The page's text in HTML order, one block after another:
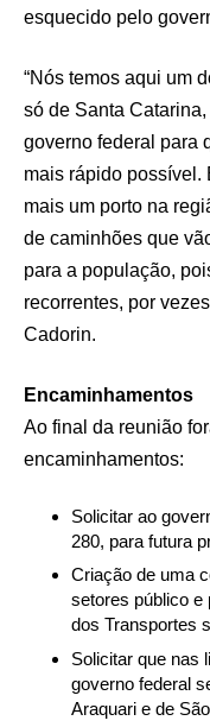
esquecido pelo
“Nós temos aqui um
só de Santa
governo federal para
mais rápido possível.
mais um porto na
de caminhões que
para a população,
recorrentes, por
Cadorin.
Encaminhamentos
Ao final da reunião
encaminhamentos:
Solicitar ao
280, para futura
Criação de uma
setores público e
dos Transportes
Solicitar que nas
governo federal
Araquari e de